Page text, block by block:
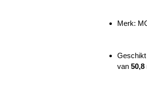
Merk:
van 50,8